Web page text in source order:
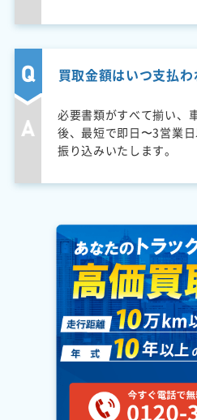
買取金額はいつ支払わ
必要書類がすべて揃い、
後、最短で即日〜3営業
振り込みいたします。